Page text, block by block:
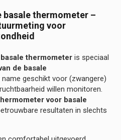
basale thermometer –
voor
thermometeris speciaal
de basale
name geschikt voor (zwangere)
willen monitoren.
voor basale
resultaten in slechts